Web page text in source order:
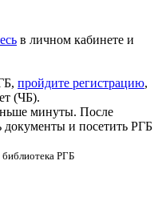
в личном кабинете и
пройдите регистрацию,
(ЧБ).
минуты. После
документы и посетить РГБ
библиотека РГБ